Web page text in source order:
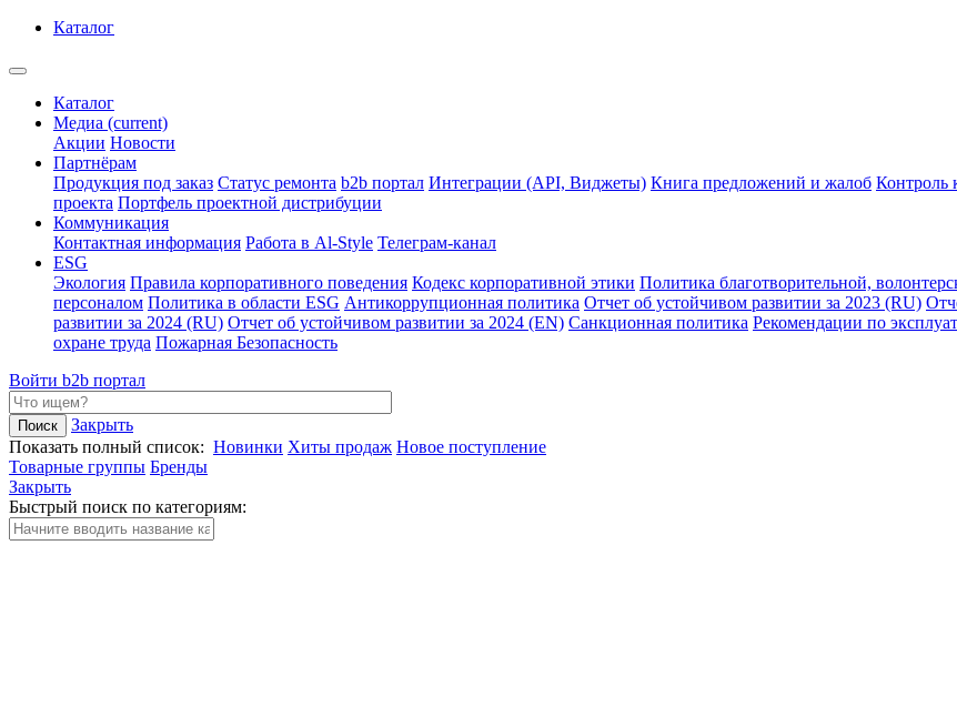
Каталог
Каталог
Медиа (current)
Акции Новости
Партнёрам
Продукция под заказ Статус ремонта b2b портал Интеграции (API, Виджеты) Книга предложений и жалоб Контроль
проекта Портфель проектной дистрибуции
Коммуникация
Контактная информация Работа в Al-Style Телеграм-канал
ESG
Экология Правила корпоративного поведения Кодекс корпоративной этики Политика благотворительной,
персоналом Политика в области ESG Антикоррупционная политика Отчет об устойчивом развитии за 2023 (RU)
развитии за 2024 (RU) Отчет об устойчивом развитии за 2024 (EN) Санкционная политика Рекомендации по
охране труда Пожарная Безопасность
Войти b2b портал
Закрыть
Показать полный список: Новинки Хиты продаж Новое поступление
Товарные группы Бренды
Закрыть
Быстрый поиск по категориям: